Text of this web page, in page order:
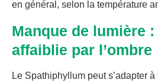
en général, selon la température
Manque de lumière
affaiblie par l’ombre
Le Spathiphyllum peut s’adapter